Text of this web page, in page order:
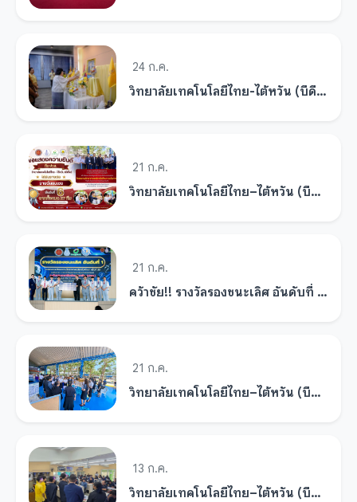
24 ก.ค.
วิทยาลัยเทคโนโลยีไทย-ไต้หวัน (บีดีไอ) ร่วมใจถวายพระพรชัยมงคลแด่พระบาทสมเด็จพระเจ้าอยู่หัว เนื่องในโอกาสวันเฉลิมพระชนมพรรษา 2569
21 ก.ค.
วิทยาลัยเทคโนโลยีไทย–ไต้หวัน (บีดีไอ) ระดับ ปวส. คว้าสร้างชื่อ คว้ารางวัลชมเชยอันดับ 6 เวทีประกวดโครงงานวิทยาศาสตร์อาชีวศึกษา ระดับภาค ประจำปี 2569
21 ก.ค.
คว้าชัย!! รางวัลรองชนะเลิศ อันดับที่ 1 การแข่งขันโครงงานวิทยาศาสตร์ระดับภาคตะวันออกและ กทม. เข้าสู่การแข่งขันระดับชาติ
21 ก.ค.
วิทยาลัยเทคโนโลยีไทย–ไต้หวัน (บีดีไอ) ร่วมแข่งขันโครงงานวิทยาศาสตร์อาชีวศึกษา ระดับภาค ประจำปี 2569 ณ จังหวัดระยอง
13 ก.ค.
วิทยาลัยเทคโนโลยีไทย–ไต้หวัน (บีดีไอ) นำเสนอโครงงานวิทยาศาสตร์อาชีวศึกษา แก่นักศึกษาภาคสมทบ วิทยาลัยเทคนิคกาญจนาภิเษก สมุทรปราการ